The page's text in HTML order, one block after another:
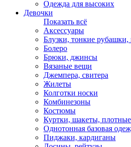
Одежда для высоких
Девочки
Показать всё
Аксессуары
Блузки, тонкие рубашки,
Болеро
Брюки, джинсы
Вязаные вещи
Джемпера, свитера
Жилеты
Колготки носки
Комбинезоны
Костюмы
Куртки, шакеты,
Однотонная базовая
Пиджаки, кардиганы